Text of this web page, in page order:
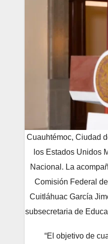
Cuauhtémoc, Ciudad
los Estados Unidos
Nacional. La
Comisión Federal
Cuitláhuac García
subsecretaria de
“El objetivo de